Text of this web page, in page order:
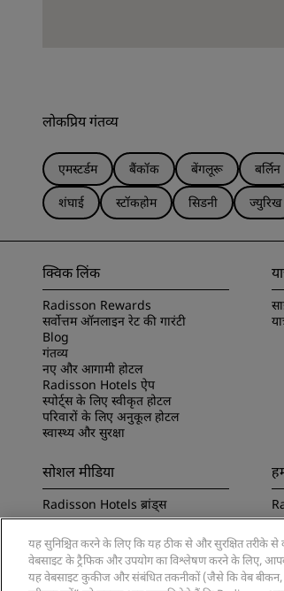
लोकप्रिय गंतव्य
एमस्टर्डम बैंकॉक बेंगलूरू बर्लिन
शंघाई
स्टॉकहोम सिडनी ज्युरिख
क्विक लिंक
Radisson Rewards
सर्वोत्तम ऑनलाइन रेट की गारंटी
Blog
गंतव्य
नए और आगामी होटल
Radisson Hotels ऐप
स्पोर्ट्स के लिए स्वीकृत होटल
परिवारों के लिए अनुकूल होटल
स्वास्थ्य और सुरक्षा
सोशल मीडिया
Radisson Hotels ब्रांड्स
यह सुनिश्चित करने के लिए कि यह ठीक से और सुरक्षित तरीके
वेबसाइट के ट्रैफिक और उपयोग का विश्लेषण करने के लिए,
यह वेबसाइट कुकीज और संबंधित तकनीकों (जैसे कि वेब